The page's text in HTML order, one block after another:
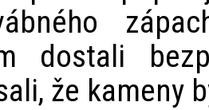
dostali
že kameny